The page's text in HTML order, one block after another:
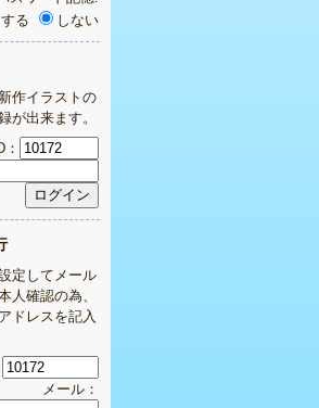
する
しない
作イラストの
が出来ます。
：
定してメール
人確認の為、
ドレスを記入
メール：